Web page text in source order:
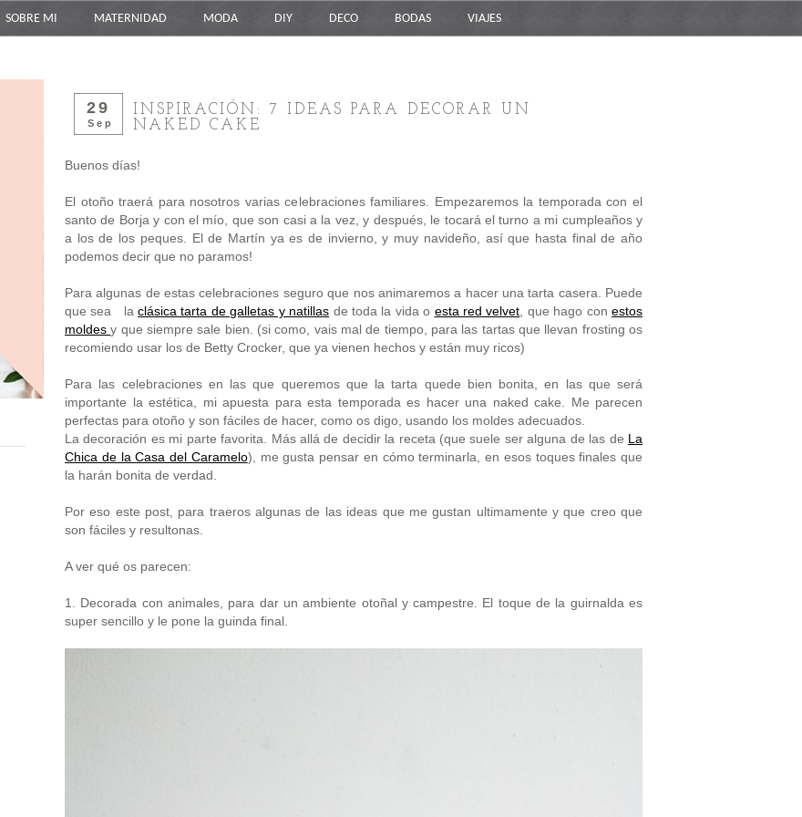
SOBRE MI MATERNIDAD MODA DIY DECO BODAS VIAJES
29
Sep
INSPIRACIÓN: 7 IDEAS PARA DECORAR UN
NAKED CAKE
Buenos días!
El otoño traerá para nosotros varias celebraciones familiares. Empezaremos la temporada con el
santo de Borja y con el mío, que son casi a la vez, y después, le tocará el turno a mi cumpleaños y
a los de los peques. El de Martín ya es de invierno, y muy navideño, así que hasta final de año
podemos decir que no paramos!
Para algunas de estas celebraciones seguro que nos animaremos a hacer una tarta casera. Puede
que sea laclásica tarta de galletas y natillas de toda la vida o esta red velvet , que hago conestos
moldesy que siempre sale bien. (si como, vais mal de tiempo, para las tartas que llevan frosting os
recomiendo usar los de Betty Crocker, que ya vienen hechos y están muy ricos)
Para las celebraciones en las que queremos que la tarta quede bien bonita, en las que será
importante la estética, mi apuesta para esta temporada es hacer una naked cake. Me parecen
perfectas para otoño y son fáciles de hacer, como os digo, usando los moldes adecuados.
La decoración es mi parte favorita. Más allá de decidir la receta (que suele ser alguna de las de La
Chica de la Casa del Caramelo), me gusta pensar en cómo terminarla, en esos toques finales que
la harán bonita de verdad.
Por eso este post, para traeros algunas de las ideas que me gustan ultimamente y que creo que
son fáciles y resultonas.
A ver qué os parecen:
1. Decorada con animales, para dar un ambiente otoñal y campestre. El toque de la guirnalda es
super sencillo y le pone la guinda final.